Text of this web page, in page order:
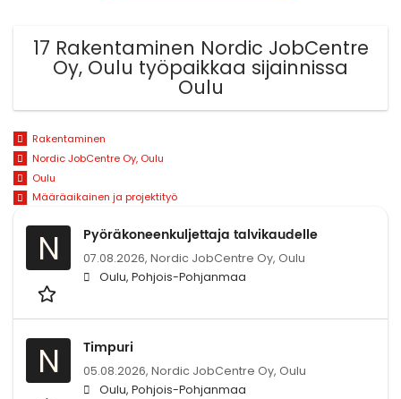
17 Rakentaminen Nordic JobCentre
Oy, Oulu työpaikkaa sijainnissa
Oulu
Rakentaminen
Nordic JobCentre Oy, Oulu
Oulu
Määräaikainen ja projektityö
N Pyöräkoneenkuljettaja talvikaudelle
07.08.2026, Nordic JobCentre Oy, Oulu
Oulu, Pohjois-Pohjanmaa
N Timpuri
05.08.2026, Nordic JobCentre Oy, Oulu
Oulu, Pohjois-Pohjanmaa